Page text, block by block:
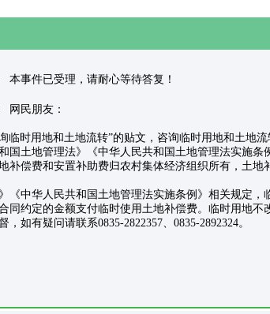
本事件已受理，请耐心等待答复！
网民朋友：
临时用地和土地流转”的贴文，咨询临时用地和土地
国土地管理法》《中华人民共和国土地管理法实施
补偿费和安置补助费归农村集体经济组织所有，土
《中华人民共和国土地管理法实施条例》相关规定
同约定的金额支付临时使用土地补偿费。临时用地
如有疑问请联系0835-2822357、0835-2892324。